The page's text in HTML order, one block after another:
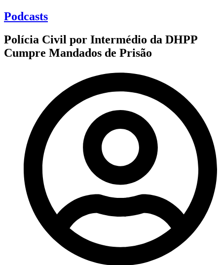
Podcasts
Polícia Civil por Intermédio da DHPP
Cumpre Mandados de Prisão